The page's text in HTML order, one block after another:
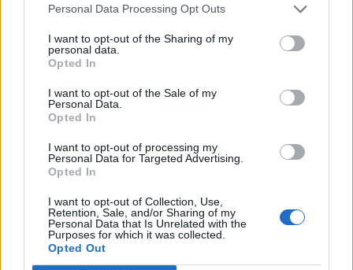
Personal Data Processing Opt Outs
I want to opt-out of the Sharing of my
personal data.
Opted In
I want to opt-out of the Sale of my
Personal Data.
Opted In
I want to opt-out of processing my
Personal Data for Targeted Advertising.
Opted In
I want to opt-out of Collection, Use,
Retention, Sale, and/or Sharing of my
Personal Data that Is Unrelated with the
Purposes for which it was collected.
Opted Out
Moszkva számára a hónapok óta tartó harctéri kudarcok
után. „A dinamika pozitív" - mondta Putyin a Rosszija 1
állami televíziónak a Reuters beszámolója szerint, amikor
01. 14. Miközben mindenki Szoledarra...
KEDVES OLVASÓNK!
A keresett cikk a portfolio.hu hírarchívumához
regisztrációhoz kötött.
Az előfizetés a következőket tartalmazza:
Portfolio.hu teljes cikkarchívum